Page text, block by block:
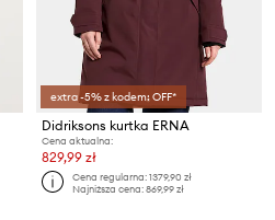
extra -5% z kodem: OFF*
Didriksons kurtka ERNA
Cena aktualna:
829,99 zł
Cena regularna:1379,90 zł
Najniższa cena:869,99 zł